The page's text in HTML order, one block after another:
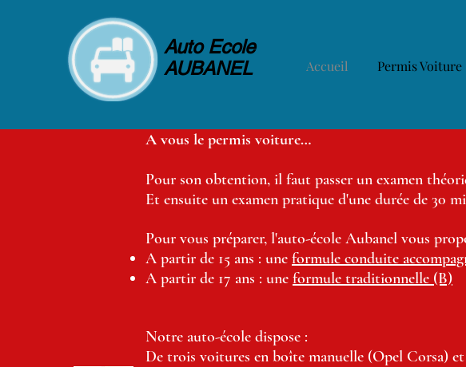
Auto Ecole
AUBANEL
Accueil Permis Voiture
A vous le permis voiture…
Pour son obtention, il faut passer un examen
Et ensuite un examen pratique d'une durée de 30
Pour vous préparer, l'auto-école Aubanel vous
A partir de 15 ans : une formule conduite
A partir de 17 ans : une formule traditionnelle (B)
Notre auto-école dispose :
De trois voitures en boîte manuelle (Opel Corsa)